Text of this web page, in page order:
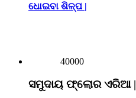
ଧୋଇବା ଶିଳ୍ପ |
40000
ସମୁଦାୟ ଫ୍ଲୋର ଏରିଆ |